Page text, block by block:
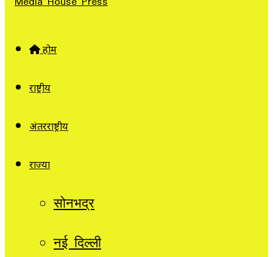
होम
राष्ट्रीय
अंतरराष्ट्रीय
राज्यों
सोनभद्र
नई दिल्ली